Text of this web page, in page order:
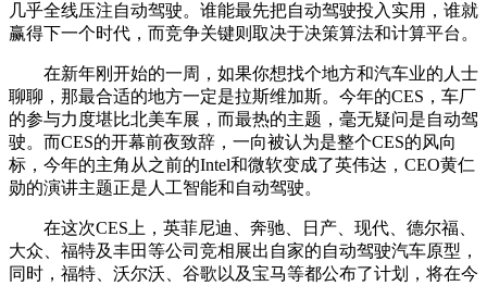
几乎全线压注自动驾驶。谁能最先把自动驾驶投入实用，谁就
赢得下一个时代，而竞争关键则取决于决策算法和计算平台。
在新年刚开始的一周，如果你想找个地方和汽车业的人士
聊聊，那最合适的地方一定是拉斯维加斯。今年的CES，车厂
的参与力度堪比北美车展，而最热的主题，毫无疑问是自动驾
驶。而CES的开幕前夜致辞，一向被认为是整个CES的风向
标，今年的主角从之前的Intel和微软变成了英伟达，CEO黄仁
勋的演讲主题正是人工智能和自动驾驶。
在这次CES上，英菲尼迪、奔驰、日产、现代、德尔福、
大众、福特及丰田等公司竞相展出自家的自动驾驶汽车原型，
同时，福特、沃尔沃、谷歌以及宝马等都公布了计划，将在今